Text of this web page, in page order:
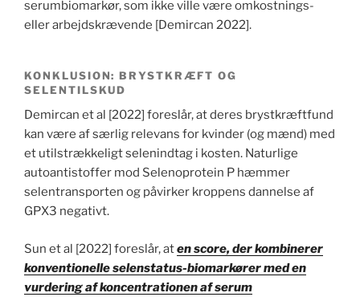
serumbiomarkør, som ikke ville være omkostnings-
eller arbejdskrævende [Demircan 2022].
KONKLUSION: BRYSTKRÆFT OG
SELENTILSKUD
Demircan et al [2022] foreslår, at deres brystkræftfund
kan være af særlig relevans for kvinder (og mænd) med
et utilstrækkeligt selenindtag i kosten. Naturlige
autoantistoffer mod Selenoprotein P hæmmer
selentransporten og påvirker kroppens dannelse af
GPX3 negativt.
Sun et al [2022] foreslår, aten score, der kombinerer
konventionelle selenstatus-biomarkører med en
vurdering af koncentrationen af serum